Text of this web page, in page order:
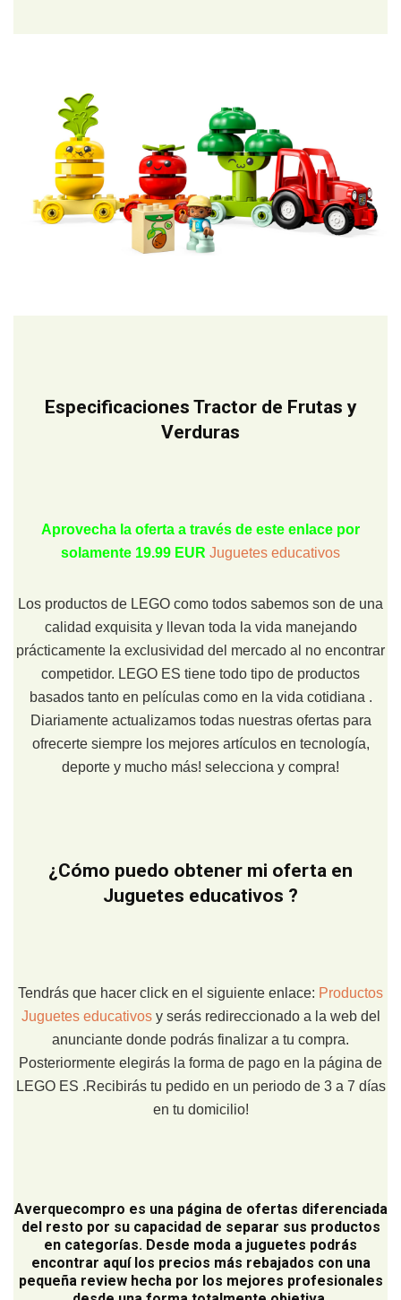
Especificaciones Tractor de Frutas y
Verduras
Aprovecha la oferta a través de este enlace por
solamente 19.99 EUR Juguetes educativos
Los productos de LEGO como todos sabemos son de una
calidad exquisita y llevan toda la vida manejando
prácticamente la exclusividad del mercado al no encontrar
competidor. LEGO ES tiene todo tipo de productos
basados tanto en películas como en la vida cotidiana .
Diariamente actualizamos todas nuestras ofertas para
ofrecerte siempre los mejores artículos en tecnología,
deporte y mucho más! selecciona y compra!
¿Cómo puedo obtener mi oferta en
Juguetes educativos ?
Tendrás que hacer click en el siguiente enlace: Productos
Juguetes educativos y serás redireccionado a la web del
anunciante donde podrás finalizar a tu compra.
Posteriormente elegirás la forma de pago en la página de
LEGO ES .Recibirás tu pedido en un periodo de 3 a 7 días
en tu domicilio!
Averquecompro es una página de ofertas diferenciada
del resto por su capacidad de separar sus productos
en categorías. Desde moda a juguetes podrás
encontrar aquí los precios más rebajados con una
pequeña review hecha por los mejores profesionales